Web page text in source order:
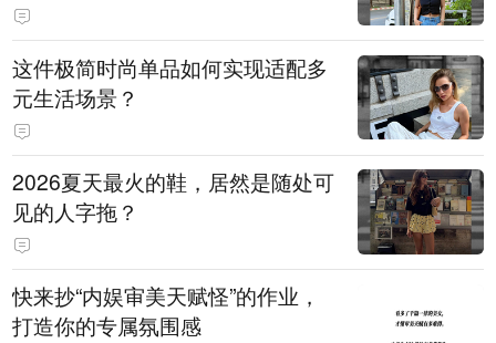
这件极简时尚单品如何实现适配多
元生活场景？
2026夏天最火的鞋，居然是随处可
见的人字拖？
快来抄“内娱审美天赋怪”的作业，
打造你的专属氛围感